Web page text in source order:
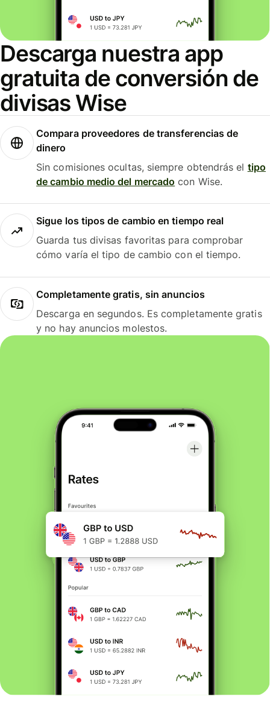
Descarga nuestra app
gratuita de conversión de
divisas Wise
Compara proveedores de transferencias de
dinero
Sin comisiones ocultas, siempre obtendrás el tipo
de cambio medio del mercado con Wise.
Sigue los tipos de cambio en tiempo real
Guarda tus divisas favoritas para comprobar
cómo varía el tipo de cambio con el tiempo.
Completamente gratis, sin anuncios
Descarga en segundos. Es completamente gratis
y no hay anuncios molestos.